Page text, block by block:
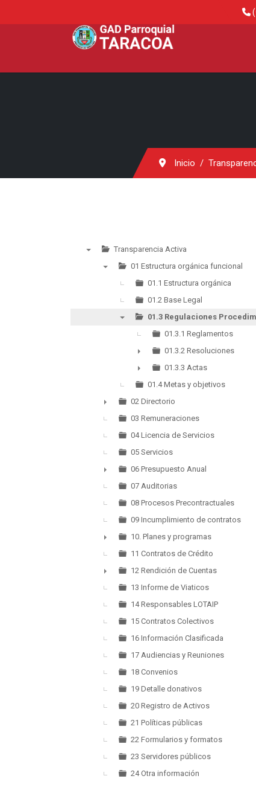
Inicio
Transparencia Activa
01 Estructura orgánica funcional
01.1 Estructura orgánica
01.2 Base Legal
01.3 Regulaciones
01.3.1 Reglamentos
►
01.3.2 Resoluciones
►
01.3.3 Actas
01.4 Metas y objetivos
►
02 Directorio
03 Remuneraciones
04 Licencia de Servicios
05 Servicios
►
06 Presupuesto Anual
07 Auditorias
08 Procesos Precontractuales
09 Incumplimiento de contratos
►
10. Planes y programas
11 Contratos de Crédito
►
12 Rendición de Cuentas
13 Informe de Viaticos
14 Responsables LOTAIP
15 Contratos Colectivos
16 Información Clasificada
17 Audiencias y Reuniones
18 Convenios
19 Detalle donativos
20 Registro de Activos
21 Políticas públicas
22 Formularios y formatos
23 Servidores públicos
24 Otra información